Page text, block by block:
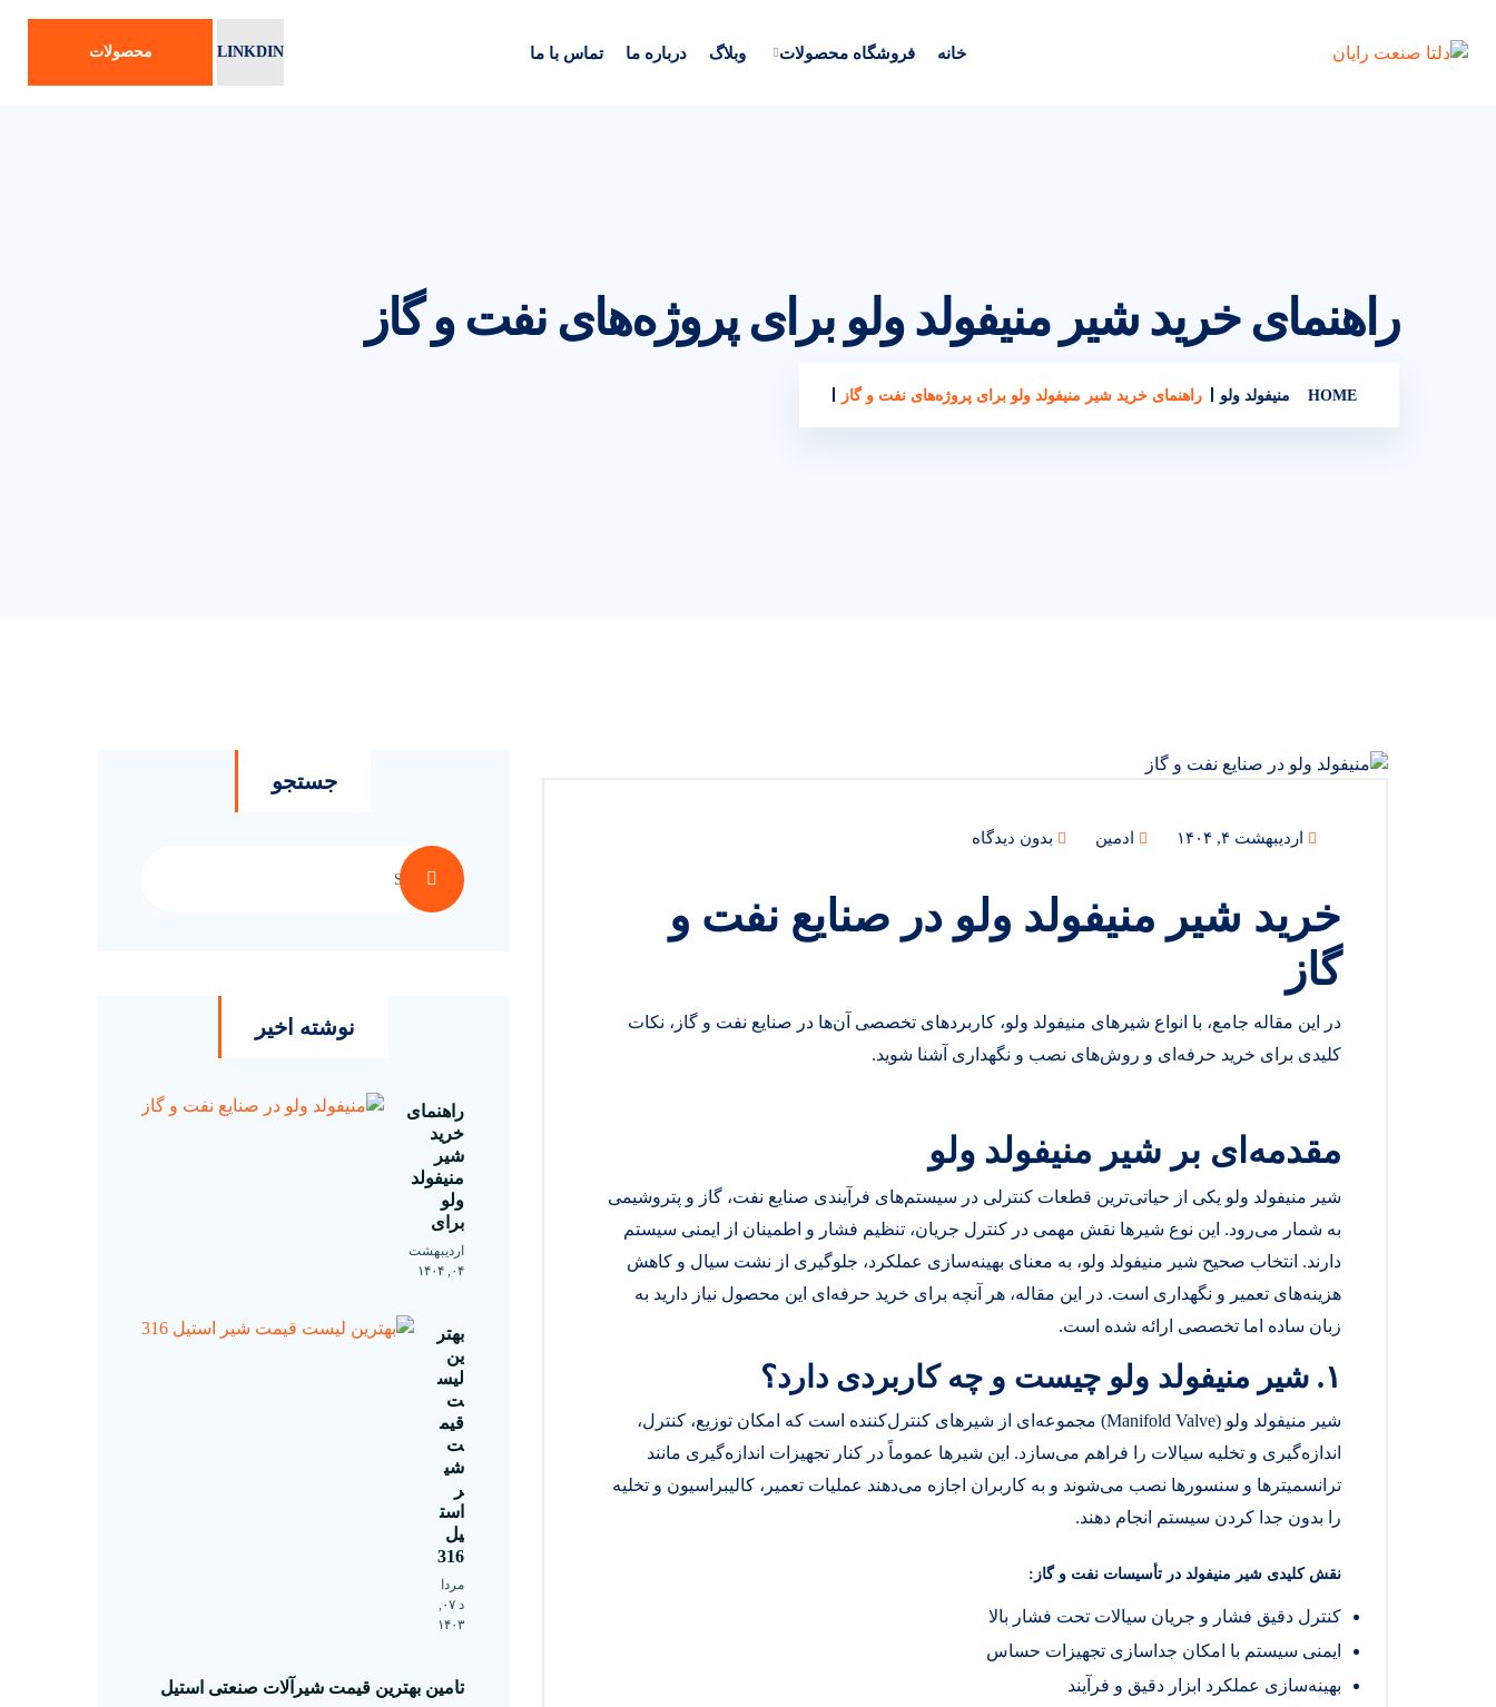
خانه فروشگاه محصولات وبلاگ درباره ما تماس با ما LINKDIN محصولات
راهنمای خرید شیر منیفولد ولو برای پروژه‌های نفت و گاز
HOME منیفولد ولو راهنمای خرید شیر منیفولد ولو برای پروژه‌های نفت و گاز
اردیبهشت ۴, ۱۴۰۴ ادمین بدون دیدگاه
خرید شیر منیفولد ولو در صنایع نفت و
گاز
در این مقاله جامع، با انواع شیرهای منیفولد ولو، کاربردهای تخصصی آن‌ها در صنایع نفت و گاز، نکات
کلیدی برای خرید حرفه‌ای و روش‌های نصب و نگهداری آشنا شوید.
مقدمه‌ای بر شیر منیفولد ولو
شیر منیفولد ولو یکی از حیاتی‌ترین قطعات کنترلی در سیستم‌های فرآیندی صنایع نفت، گاز و پتروشیمی
به شمار می‌رود. این نوع شیرها نقش مهمی در کنترل جریان، تنظیم فشار و اطمینان از ایمنی سیستم
دارند. انتخاب صحیح شیر منیفولد ولو، به معنای بهینه‌سازی عملکرد، جلوگیری از نشت سیال و کاهش
هزینه‌های تعمیر و نگهداری است. در این مقاله، هر آنچه برای خرید حرفه‌ای این محصول نیاز دارید به
زبان ساده اما تخصصی ارائه شده است.
۱. شیر منیفولد ولو چیست و چه کاربردی دارد؟
شیر منیفولد ولو (Manifold Valve) مجموعه‌ای از شیرهای کنترل‌کننده است که امکان توزیع، کنترل،
اندازه‌گیری و تخلیه سیالات را فراهم می‌سازد. این شیرها عموماً در کنار تجهیزات اندازه‌گیری مانند
ترانسمیترها و سنسورها نصب می‌شوند و به کاربران اجازه می‌دهند عملیات تعمیر، کالیبراسیون و تخلیه
را بدون جدا کردن سیستم انجام دهند.
نقش کلیدی شیر منیفولد در تأسیسات نفت و گاز :
کنترل دقیق فشار و جریان سیالات تحت فشار بالا
ایمنی سیستم با امکان جداسازی تجهیزات حساس
بهینه‌سازی عملکرد ابزار دقیق و فرآیند
جستجو
نوشته اخیر
راهنمای
خرید
شیر
منیفولد
ولو
برای
اردیبهشت
۰۴, ۱۴۰۴
بهتر
ین
لیس
ت
قیم
ت
شی
ر
است
یل
316
مردا
د ۰۷,
۱۴۰۳
تامین بهترین قیمت شیرآلات صنعتی استیل